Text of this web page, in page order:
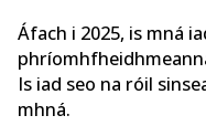
Áfach i 2025, is mná
Is iad seo na róil
mhná.